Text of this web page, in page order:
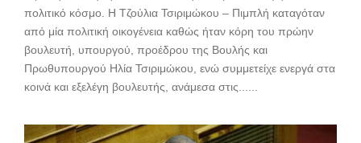
πολιτικό κόσμο. Η Τζούλια Τσιριμώκου – Πιμπλή καταγόταν
από μία πολιτική οικογένεια καθώς ήταν κόρη του πρώην
βουλευτή, υπουργού, προέδρου της Βουλής και
Πρωθυπουργού Ηλία Τσιριμώκου, ενώ συμμετείχε ενεργά στα
κοινά και εξελέγη βουλευτής, ανάμεσα στις......